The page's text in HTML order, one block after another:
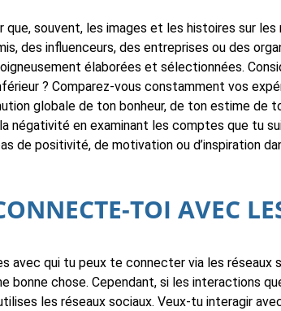
que, souvent, les images et les histoires sur
des influenceurs, des entreprises ou des
élaborées et sélectionnées.
? Comparez-vous constamment vos
globale de ton bonheur, de ton estime de
négativité en examinant les comptes que tu
de positivité, de motivation ou d’inspiration
TOI AVEC
avec qui tu peux te connecter via les réseaux
bonne chose. Cependant, si les interactions
les réseaux sociaux. Veux-tu interagir